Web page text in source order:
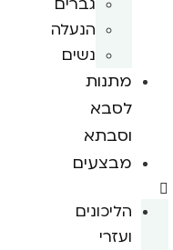
הנעלה
נשים
מתנות
לסבא
וסבתא
מבצעים
הליכונים
ועזרי